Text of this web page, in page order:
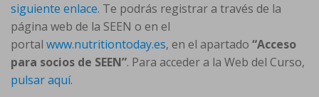
siguiente enlace. Te podrás registrar a través de la
página web de la SEEN o en el
portal www.nutritiontoday.es, en el apartado “Acceso
para socios de SEEN”. Para acceder a la Web del Curso,
pulsar aquí.